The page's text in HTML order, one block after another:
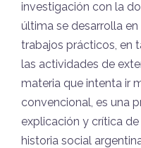
investigación con la
última se desarrolla
trabajos prácticos, en
las actividades de
materia que intenta ir
convencional, es una
explicación y crítica
historia social